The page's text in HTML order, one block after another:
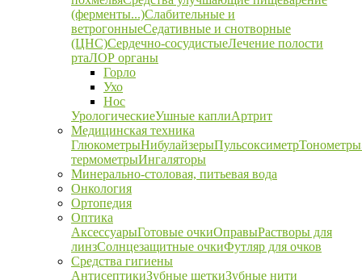
(ферменты...)Слабительные и
ветрогонныеСедативные и снотворные
(ЦНС)Сердечно-сосудистыеЛечение полости
ртаЛОР органы
Горло
Ухо
Нос
УрологическиеУшные каплиАртрит
Медицинская техника
ГлюкометрыНибулайзерыПульсоксиметрТонометры
термометрыИнгаляторы
Минерально-столовая, питьевая вода
Онкология
Ортопедия
Оптика
АксессуарыГотовые очкиОправыРастворы для
линзСолнцезащитные очкиФутляр для очков
Средства гигиены
АнтисептикиЗубные щеткиЗубные нити